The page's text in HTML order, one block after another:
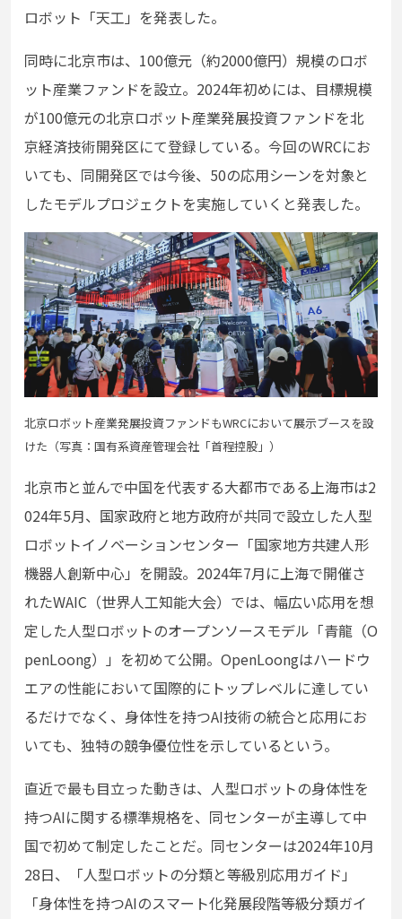
ロボット「天⼯」を発表した。
同時に北京市は、100億元（約2000億円）規模のロボ
ット産業ファンドを設⽴。2024年初めには、⽬標規模
が100億元の北京ロボット産業発展投資ファンドを北
京経済技術開発区にて登録している。今回のWRCにお
いても、同開発区では今後、50の応⽤シーンを対象と
したモデルプロジェクトを実施していくと発表した。
北京ロボット産業発展投資ファンドもWRCにおいて展⽰ブースを設
けた（写真：国有系資産管理会社「⾸程控股」）
北京市と並んで中国を代表する⼤都市である上海市は2
024年5⽉、国家政府と地⽅政府が共同で設⽴した⼈型
ロボットイノベーションセンター「国家地⽅共建⼈形
機器⼈創新中⼼」を開設。2024年7⽉に上海で開催さ
れたWAIC（世界⼈⼯知能⼤会）では、幅広い応⽤を想
定した⼈型ロボットのオープンソースモデル「⻘⿓（O
penLoong）」を初めて公開。OpenLoongはハードウ
エアの性能において国際的にトップレベルに達してい
るだけでなく、⾝体性を持つAI技術の統合と応⽤にお
いても、独特の競争優位性を⽰しているという。
直近で最も⽬⽴った動きは、⼈型ロボットの⾝体性を
持つAIに関する標準規格を、同センターが主導して中
国で初めて制定したことだ。同センターは2024年10⽉
28⽇、「⼈型ロボットの分類と等級別応⽤ガイド」
「⾝体性を持つAIのスマート化発展段階等級分類ガイ